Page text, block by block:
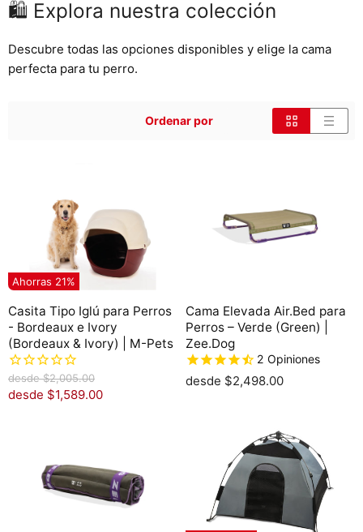
🛍️ Explora nuestra colección
Descubre todas las opciones disponibles y elige la cama
perfecta para tu perro.
Ordenar por
Ahorras 21%
Casita Tipo Iglú para Perros
- Bordeaux e Ivory
(Bordeaux & Ivory) | M-Pets
desdeP
r
r
i
$2,005.00
desde $1,589.00
Cama Elevada Air.Bed para
Perros – Verde (Green) |
Zee.Dog
2 Opiniones
desde $2,498.00